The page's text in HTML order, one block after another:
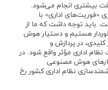
بیشتری انجام می‌شود.
«فوریت‌های اداری» با
باید توجه داشت که ما از
هستیم و دستیار هوش
در پردازش و
اداری مؤثر واقع شود. در
هوش مصنوعی
نظام اداری کشور رخ